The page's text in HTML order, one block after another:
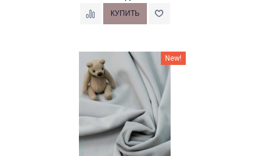
New!